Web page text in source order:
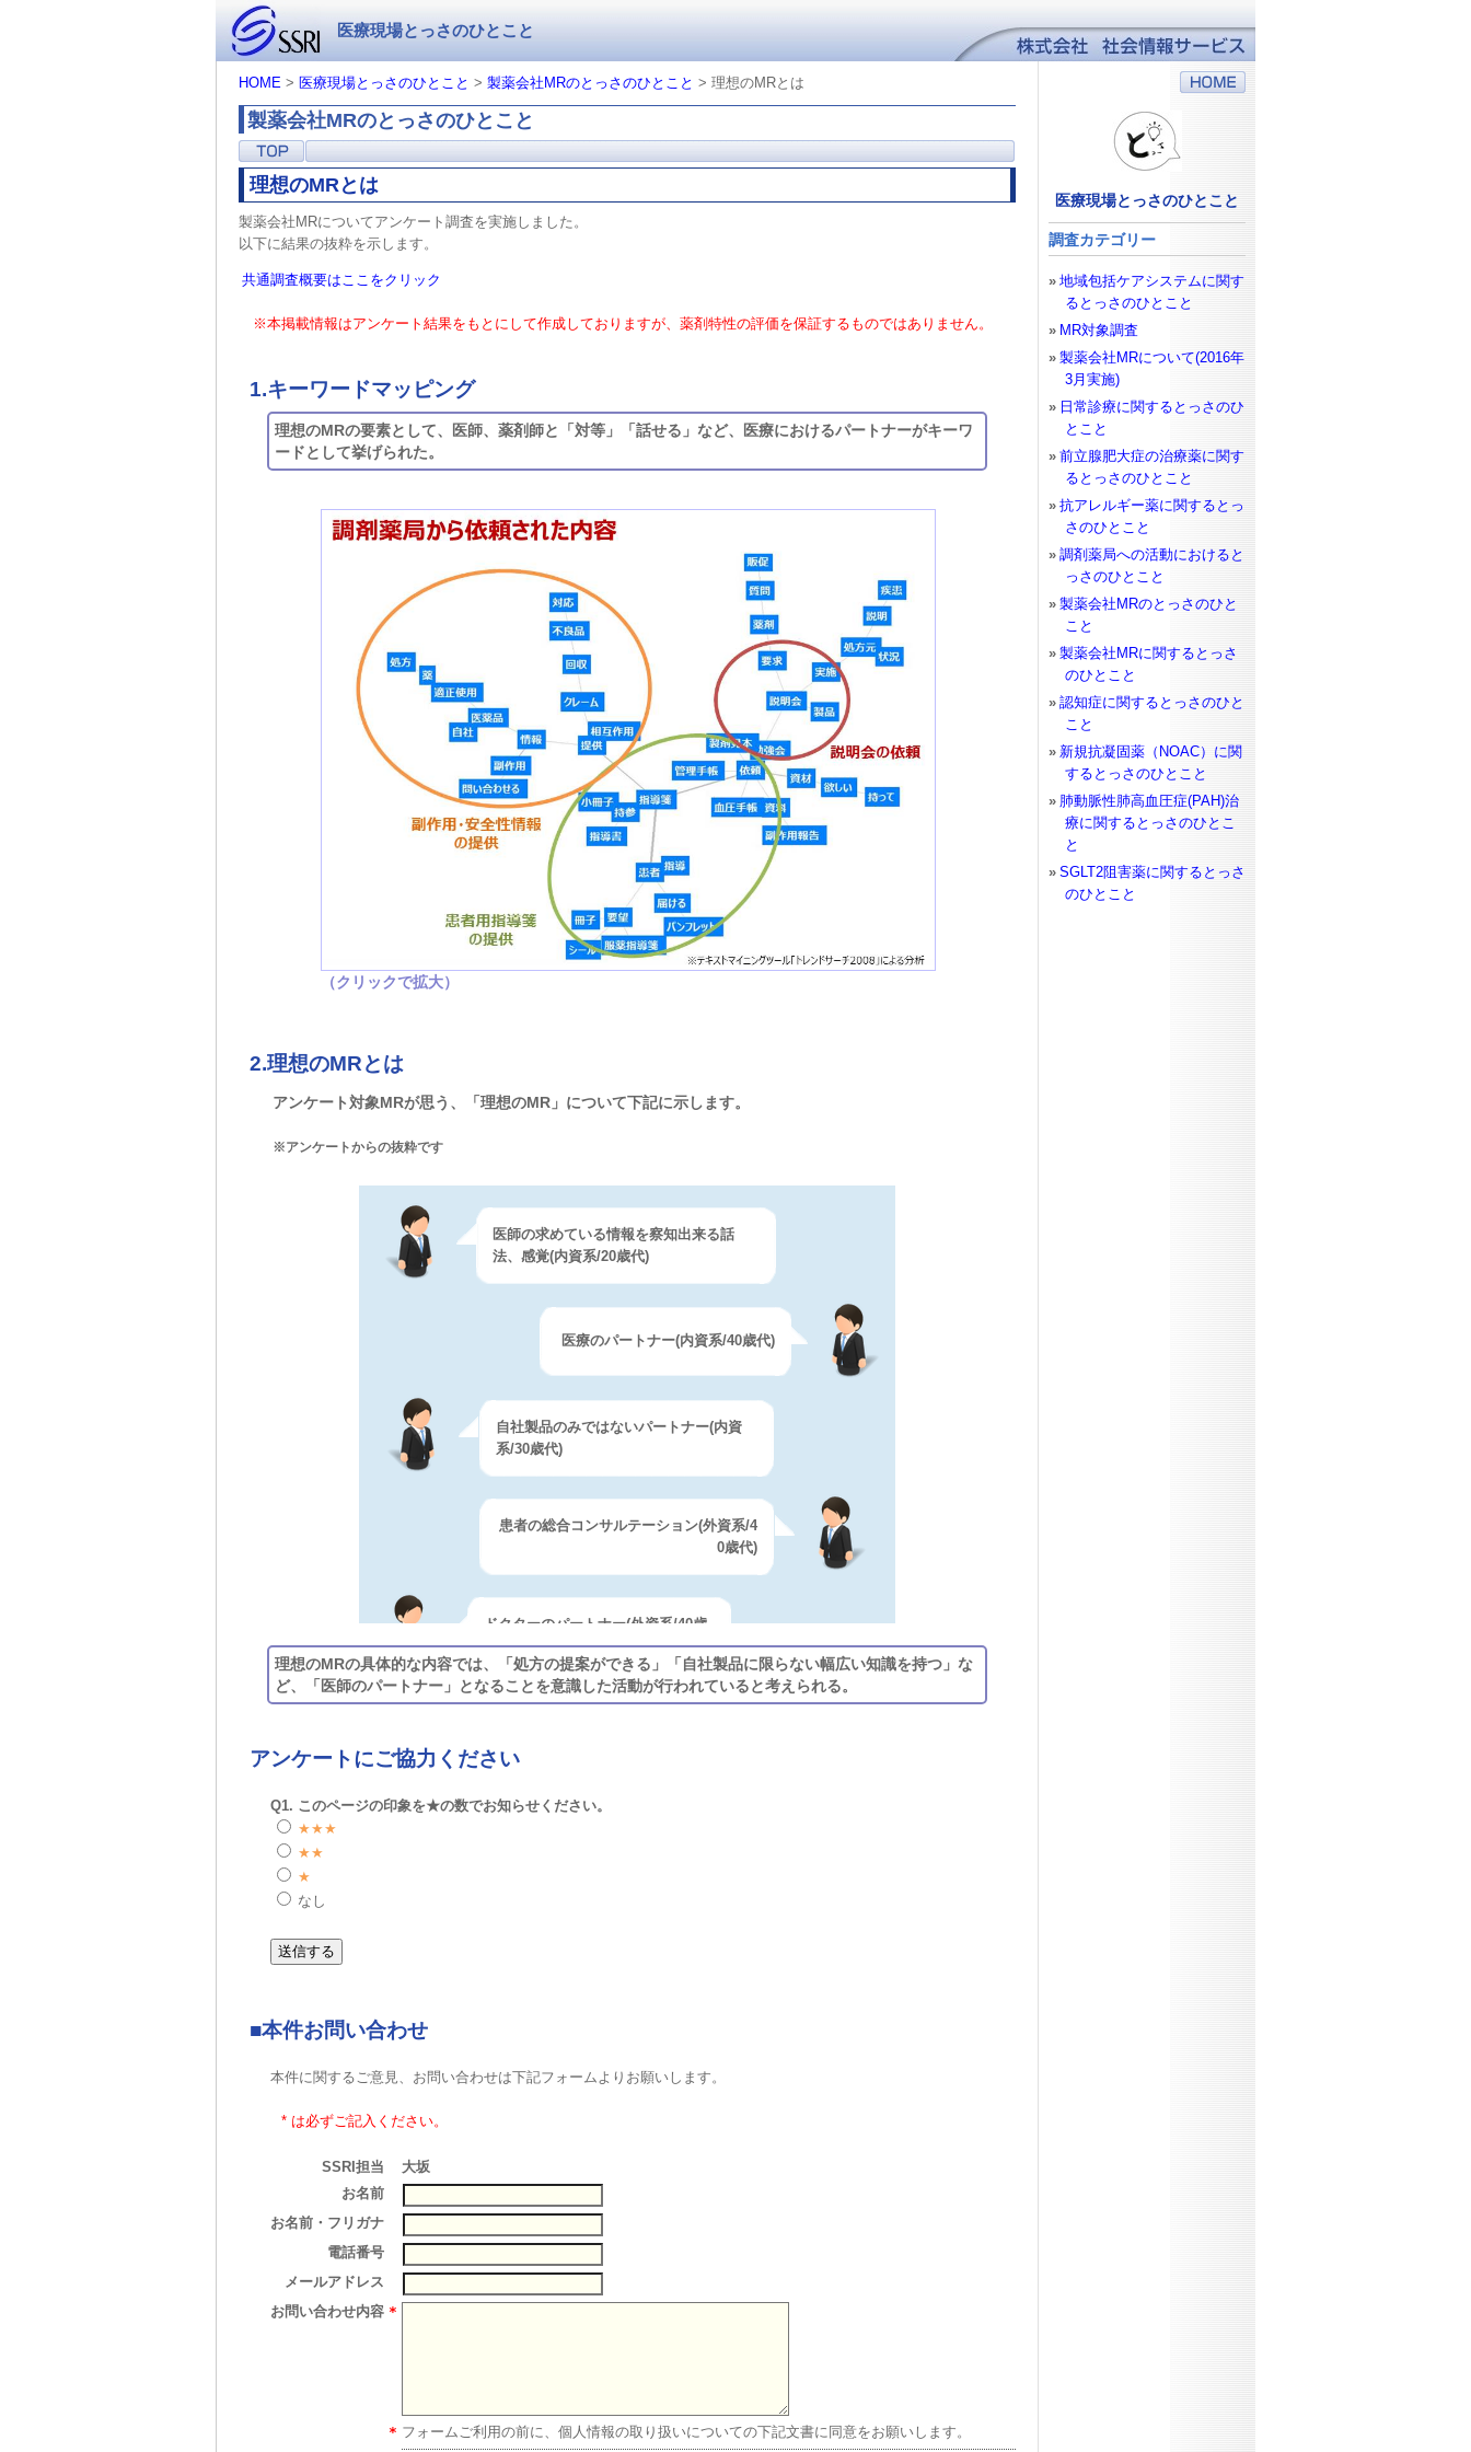
医療現場とっさのひとこと
HOME > 医療現場とっさのひとこと > 製薬会社MRのとっさのひとこと > 理想のMRとは
製薬会社MRのとっさのひとこと
理想のMRとは
製薬会社MRについてアンケート調査を実施しました。
以下に結果の抜粋を示します。
共通調査概要はここをクリック
※本掲載情報はアンケート結果をもとにして作成しておりますが、薬剤特性の評価を保証するものではありません。
1.キーワードマッピング
理想のMRの要素として、医師、薬剤師と「対等」「話せる」など、医療におけるパートナーがキーワ
ードとして挙げられた。
2.理想のMRとは
アンケート対象MRが思う、「理想のMR」について下記に示します。
※アンケートからの抜粋です
医師の求めている情報を察知出来る話
法、感覚(内資系/20歳代)
医療のパートナー(内資系/40歳代)
自社製品のみではないパートナー(内資
系/30歳代)
患者の総合コンサルテーション(外資系/4
0歳代)
ドクターのパートナー(外資系/40歳
代)
ての医療従事者とその患者に最適な治療を一
提供、推奨は控えるべき。(外資系/40歳代)
医療関係者のパートナーとしての役割(内
医師とコメディカルのパートナー(外資
理想のMRの具体的な内容では、「処方の提案ができる」「自社製品に限らない幅広い知識を持つ」な
ど、「医師のパートナー」となることを意識した活動が行われていると考えられる。
アンケートにご協力ください
Q1. このページの印象を★の数でお知らせください。
★★★
★★
★
なし
■本件お問い合わせ
本件に関するご意見、お問い合わせは下記フォームよりお願いします。
* は必ずご記入ください。
SSRI担当
大坂
お名前
お名前・フリガナ
電話番号
メールアドレス
お問い合わせ内容 *
* フォームご利用の前に、個人情報の取り扱いについての下記文書に同意をお願いします。
医療現場とっさのひとこと
調査カテゴリー
地域包括ケアシステムに関す
るとっさのひとこと
MR対象調査
製薬会社MRについて(2016年
3月実施)
日常診療に関するとっさのひ
とこと
前立腺肥大症の治療薬に関す
るとっさのひとこと
抗アレルギー薬に関するとっ
さのひとこと
調剤薬局への活動におけると
っさのひとこと
製薬会社MRのとっさのひと
こと
製薬会社MRに関するとっさ
のひとこと
認知症に関するとっさのひと
こと
新規抗凝固薬（NOAC）に関
するとっさのひとこと
肺動脈性肺高血圧症(PAH)治
療に関するとっさのひとこ
と
SGLT2阻害薬に関するとっさ
のひとこと